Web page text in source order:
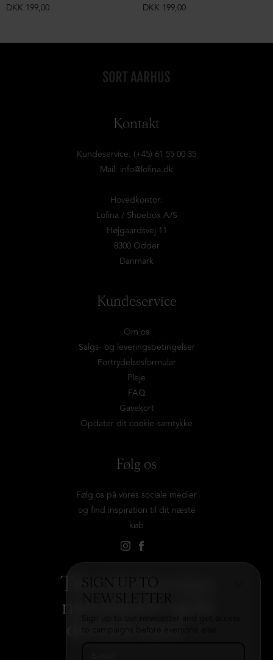
SIGN UP TO
DKK 199,00
DKK 199,00
Kontakt
Kundeservice: (+45) 61 55 00 35
Mail: info@lofina.dk
Hovedkontor:
Lofina / Shoebox A/S
Højgaardsvej 11
8300 Odder
Danmark
Kundeservice
Om os
Salgs- og leveringsbetingelser
Fortrydelsesformular
Pleje
FAQ
Gavekort
Opdater dit cookie-samtykke
Følg os
Følg os på vores sociale medier
og find inspiration til dit næste
køb
Tilmeld dig vores
nyhedsbrev og få